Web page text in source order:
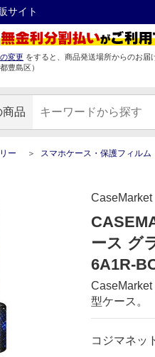
サイト
変更 をすると、商品発送場所からのお届
豊島区）
商品
ー スマホケース・保護フィルム
CaseMarket
ース グ
6A1R-
型ケース。
コジマネッ